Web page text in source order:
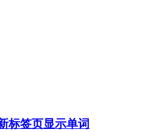
标签页显示单词